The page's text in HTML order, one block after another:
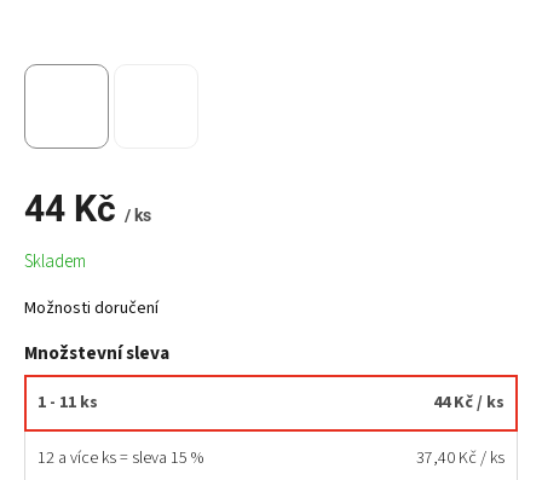
44 Kč / ks
Měrná
cena:
Skladem
Možnosti doručení
Množstevní sleva
1 - 11 ks 44 Kč/ ks
12 a více ks = sleva 15 % 37,40 Kč/ ks